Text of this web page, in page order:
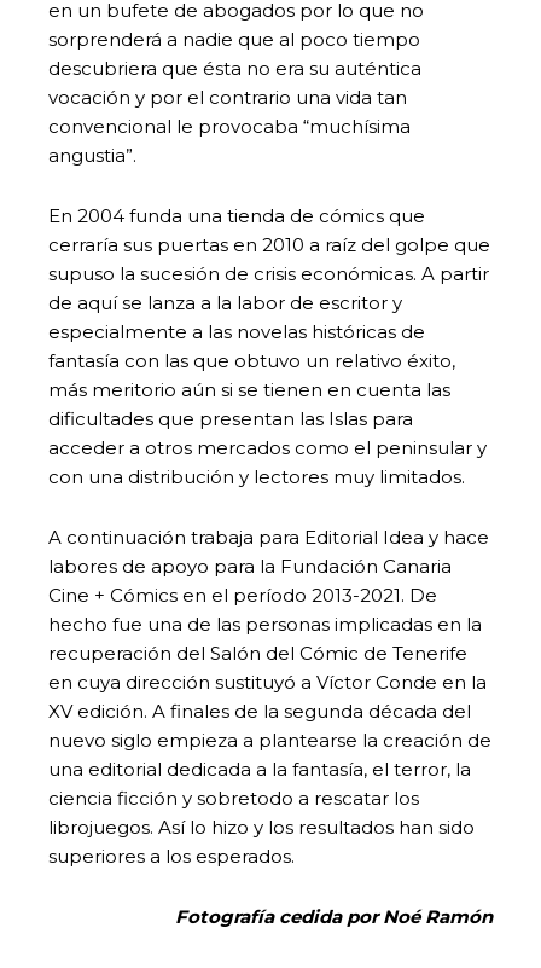
en un bufete de abogados por lo que no
sorprenderá a nadie que al poco tiempo
descubriera que ésta no era su auténtica
vocación y por el contrario una vida tan
convencional le provocaba “muchísima
angustia”.
En 2004 funda una tienda de cómics que
cerraría sus puertas en 2010 a raíz del golpe que
supuso la sucesión de crisis económicas. A partir
de aquí se lanza a la labor de escritor y
especialmente a las novelas históricas de
fantasía con las que obtuvo un relativo éxito,
más meritorio aún si se tienen en cuenta las
dificultades que presentan las Islas para
acceder a otros mercados como el peninsular y
con una distribución y lectores muy limitados.
A continuación trabaja para Editorial Idea y hace
labores de apoyo para la Fundación Canaria
Cine + Cómics en el período 2013-2021. De
hecho fue una de las personas implicadas en la
recuperación del Salón del Cómic de Tenerife
en cuya dirección sustituyó a Víctor Conde en la
XV edición. A finales de la segunda década del
nuevo siglo empieza a plantearse la creación de
una editorial dedicada a la fantasía, el terror, la
ciencia ficción y sobretodo a rescatar los
librojuegos. Así lo hizo y los resultados han sido
superiores a los esperados.
Fotografía cedida por Noé Ramón